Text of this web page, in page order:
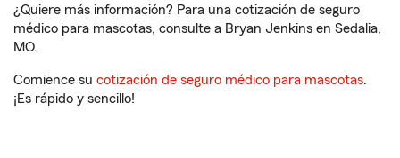
¿Quiere más información? Para una cotización de seguro
médico para mascotas, consulte a Bryan Jenkins en Sedalia,
MO.
Comience su cotización de seguro médico para mascotas.
¡Es rápido y sencillo!